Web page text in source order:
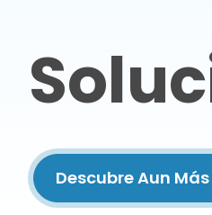
Descubre Aun Más